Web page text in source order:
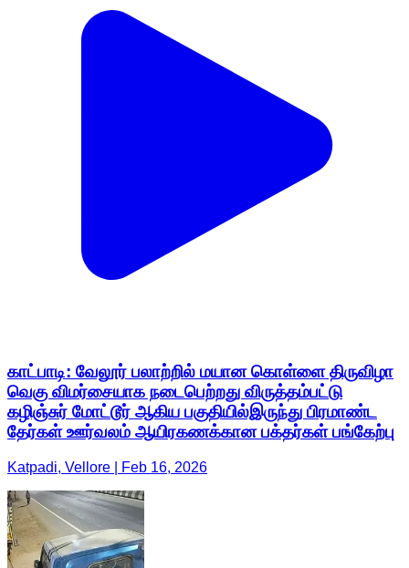
காட்பாடி: வேலூர் பலாற்றில் மயான கொள்ளை திருவிழா
வெகு விமர்சையாக நடைபெற்றது விருத்தம்பட்டு
கழிஞ்சுர் மோட்டூர் ஆகிய பகுதியில்இருந்து பிரமாண்ட
தேர்கள் ஊர்வலம் ஆயிரகணக்கான பக்தர்கள் பங்கேற்பு
Katpadi, Vellore | Feb 16, 2026